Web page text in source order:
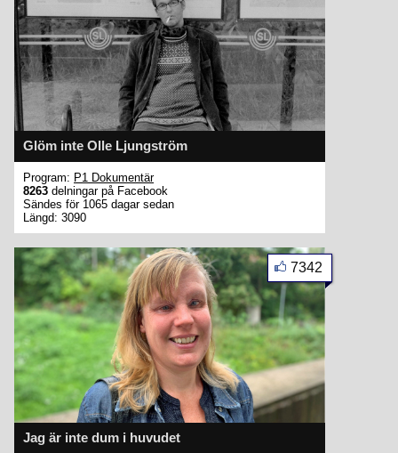
Glöm inte Olle Ljungström
Program: P1 Dokumentär
8263 delningar på Facebook
Sändes för 1065 dagar sedan
Längd: 3090
Jag är inte dum i huvudet
7342